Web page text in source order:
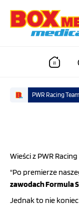
Wieści z PWR
"Po premierze
zawodach Formula
Jednak to nie